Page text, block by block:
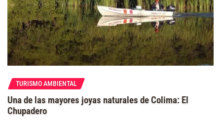
TURISMO AMBIENTAL
Una de las mayores joyas naturales de Colima: El
Chupadero